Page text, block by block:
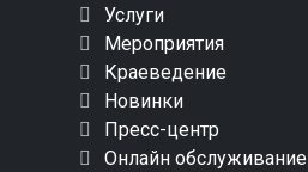
Услуги
Мероприятия
Краеведение
Новинки
Пресс-центр
Онлайн обслуживание